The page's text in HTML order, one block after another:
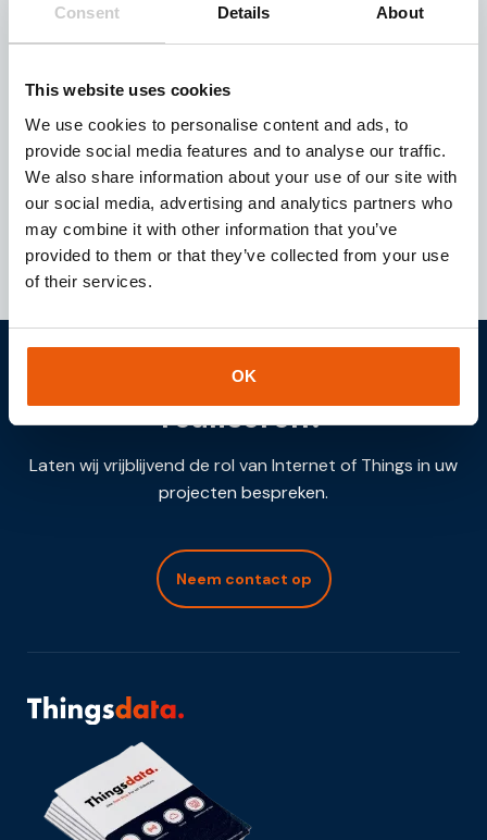
Consent Details About
This website uses cookies
We use cookies to personalise content and ads, to
provide social media features and to analyse our traffic.
We also share information about your use of our site with
our social media, advertising and analytics partners who
may combine it with other information that you’ve
provided to them or that they’ve collected from your use
of their services.
OK
uw bedrijfsactiviteiten? Download dan deze
brochure en ontvang direct toegang tot waardevolle
inzichten over onze dienstverlening en IoT
oplossingen.
Downloaden
Samen uw IOT project
realiseren?
Laten wij vrijblijvend de rol van Internet of Things in uw
projecten bespreken.
Neem contact op